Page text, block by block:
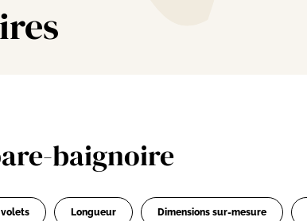
baignoire
volets Longueur Dimensions sur-mesure